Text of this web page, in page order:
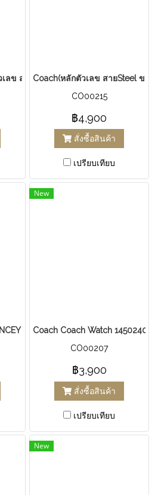
ลข สายทอง) Ladies Coach Madison
Coach(หลักตัวเลข สายSteel ขาว
CO00215
฿4,900
สั่งซื้อสินค้า
เปรียบเทียบ
SPORT WOMEN'S WATCH 1450284
New
Coach Coach Watch 14502400
CO00207
฿3,900
สั่งซื้อสินค้า
เปรียบเทียบ
New